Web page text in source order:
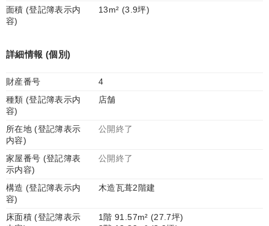
面積 (登記簿表示内
容)
13m² (3.9坪)
詳細情報 (個別)
財産番号
4
種類 (登記簿表示内
容)
店舗
所在地 (登記簿表示
内容)
公開終了
家屋番号 (登記簿表
示内容)
公開終了
構造 (登記簿表示内
容)
木造瓦葺2階建
床面積 (登記簿表示
1階 91.57m² (27.7坪)